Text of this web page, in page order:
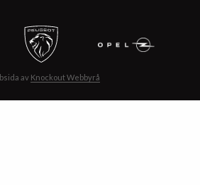
av Knockout Webbyrå